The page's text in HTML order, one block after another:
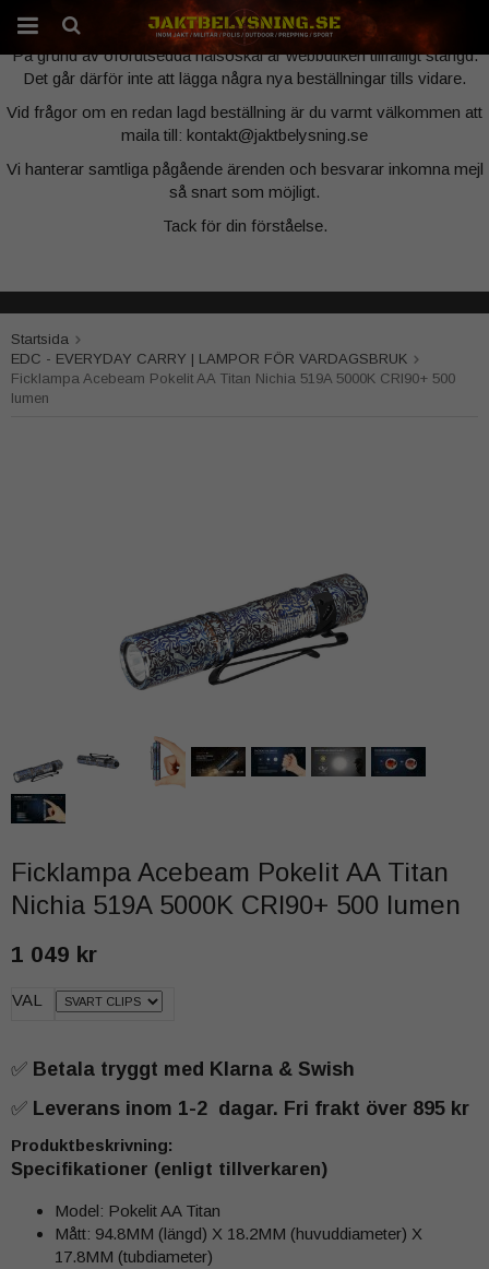
Webbutiken är tillfälligt stängd
På grund av oförutsedda hälsoskäl är webbutiken tillfälligt stängd.
Det går därför inte att lägga några nya beställningar tills vidare.
Vid frågor om en redan lagd beställning är du varmt välkommen att
maila till: kontakt@jaktbelysning.se
Vi hanterar samtliga pågående ärenden och besvarar inkomna mejl
så snart som möjligt.
Tack för din förståelse.
Startsida
EDC - EVERYDAY CARRY | LAMPOR FÖR VARDAGSBRUK
Ficklampa Acebeam Pokelit AA Titan Nichia 519A 5000K CRI90+ 500
lumen
Ficklampa Acebeam Pokelit AA Titan
Nichia 519A 5000K CRI90+ 500 lumen
1 049 kr
VAL
✅ Betala tryggt med Klarna & Swish
✅ Leverans inom 1-2 dagar. Fri frakt över 895 kr
Produktbeskrivning:
Specifikationer (enligt tillverkaren)
Model: Pokelit AA Titan
Mått: 94.8MM (längd) X 18.2MM (huvuddiameter) X
17.8MM (tubdiameter)